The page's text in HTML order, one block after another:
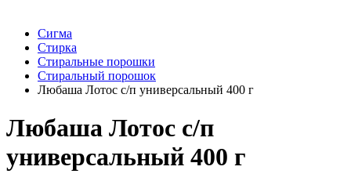
Сигма
Стирка
Стиральные порошки
Стиральный порошок
Любаша Лотос с/п универсальный 400 г
Любаша Лотос с/п
универсальный 400 г